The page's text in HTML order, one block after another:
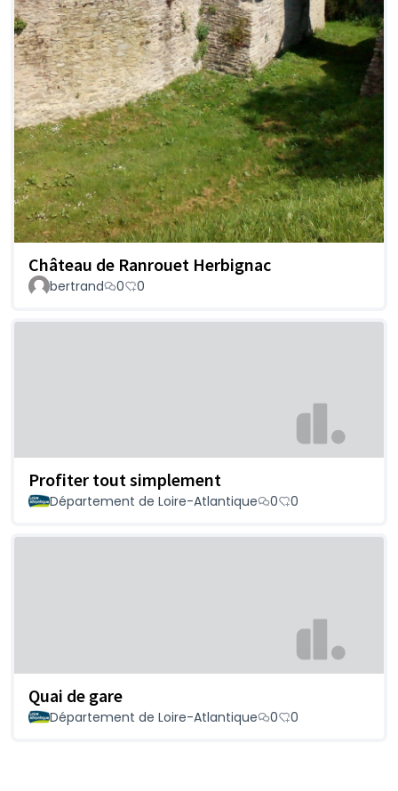
Château de Ranrouet Herbignac
bertrand 0 0
Profiter tout simplement
Département de Loire-Atlantique 0 0
Quai de gare
Département de Loire-Atlantique 0 0